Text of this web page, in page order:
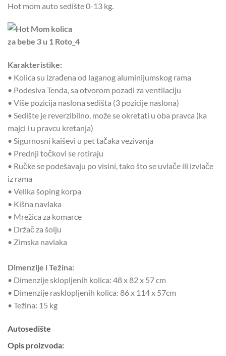
Hot mom auto sedište 0-13 kg.
Karakteristike:
• Kolica su izrađena od laganog aluminijumskog rama
• Podesiva Tenda, sa otvorom pozadi za ventilaciju
• Više pozicija naslona sedišta (3 pozicije naslona)
• Sedište je reverzibilno, može se okretati u oba pravca (ka
majci i u pravcu kretanja)
• Sigurnosni kaiševi u pet tačaka vezivanja
• Prednji točkovi se rotiraju
• Ručke se podešavaju po visini, tako što se uvlače ili izvlače
iz rama
• Velika šoping korpa
• Kišna navlaka
• Mrežica za komarce
• Držač za šolju
• Zimska navlaka
Dimenzije i Težina:
• Dimenzije sklopljenih kolica: 48 x 82 x 57 cm
• Dimenzije rasklopljenih kolica: 86 x 114 x 57cm
• Težina: 15 kg
Autosedište
Opis proizvoda: